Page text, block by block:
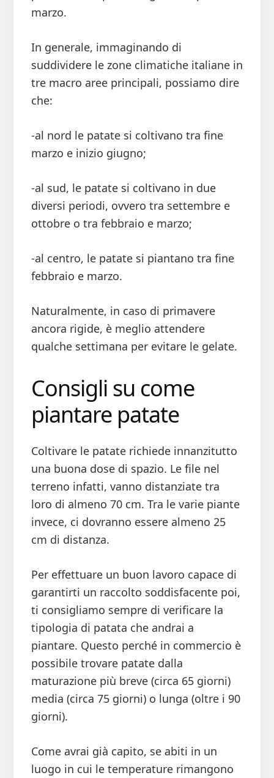
marzo.
In generale, immaginando di
suddividere le zone climatiche italiane in
tre macro aree principali, possiamo dire
che:
-al nord le patate si coltivano tra fine
marzo e inizio giugno;
-al sud, le patate si coltivano in due
diversi periodi, ovvero tra settembre e
ottobre o tra febbraio e marzo;
-al centro, le patate si piantano tra fine
febbraio e marzo.
Naturalmente, in caso di primavere
ancora rigide, è meglio attendere
qualche settimana per evitare le gelate.
Consigli su come
piantare patate
Coltivare le patate richiede innanzitutto
una buona dose di spazio. Le file nel
terreno infatti, vanno distanziate tra
loro di almeno 70 cm. Tra le varie piante
invece, ci dovranno essere almeno 25
cm di distanza.
Per effettuare un buon lavoro capace di
garantirti un raccolto soddisfacente poi,
ti consigliamo sempre di verificare la
tipologia di patata che andrai a
piantare. Questo perché in commercio è
possibile trovare patate dalla
maturazione più breve (circa 65 giorni)
media (circa 75 giorni) o lunga (oltre i 90
giorni).
Come avrai già capito, se abiti in un
luogo in cui le temperature rimangono